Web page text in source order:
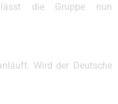
die Gruppe nun
Wird der Deutsche